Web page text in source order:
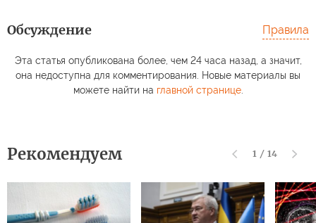
Обсуждение Правила
Эта статья опубликована более, чем 24 часа назад, а значит,
она недоступна для комментирования. Новые материалы вы
можете найти на главной странице.
Рекомендуем 1 / 14